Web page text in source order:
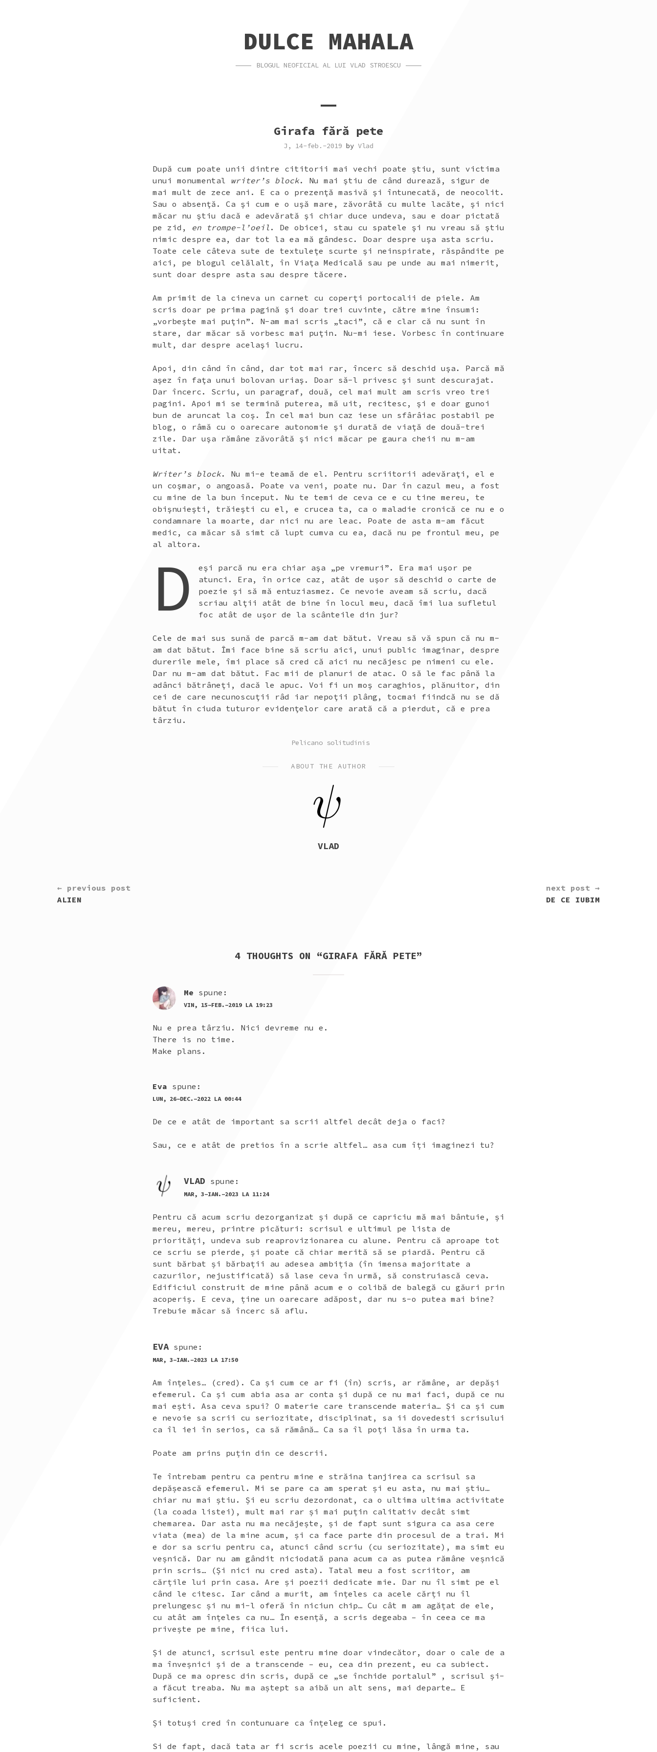
DULCE MAHALA
BLOGUL NEOFICIAL AL LUI VLAD STROESCU
Girafa fără pete
J, 14-feb.-2019 by Vlad
După cum poate unii dintre cititorii mai vechi poate ştiu, sunt victima
unui monumental writer’s block. Nu mai ştiu de când durează, sigur de
mai mult de zece ani. E ca o prezenţă masivă şi întunecată, de neocolit.
Sau o absenţă. Ca şi cum e o uşă mare, zăvorâtă cu multe lacăte, şi nici
măcar nu ştiu dacă e adevărată şi chiar duce undeva, sau e doar pictată
pe zid,
en trompe-l’oeil . De obicei, stau cu spatele şi nu vreau să ştiu
nimic despre ea, dar tot la ea mă gândesc. Doar despre uşa asta scriu.
Toate cele câteva sute de textuleţe scurte şi neinspirate, răspândite pe
aici, pe blogul celălalt, în Viaţa Medicală sau pe unde au mai nimerit,
sunt doar despre asta sau despre tăcere.
Am primit de la cineva un carnet cu coperţi portocalii de piele. Am
scris doar pe prima pagină şi doar trei cuvinte, către mine însumi:
„vorbeşte mai puţin”. N-am mai scris „taci”, că e clar că nu sunt în
stare, dar măcar să vorbesc mai puţin. Nu-mi iese. Vorbesc în continuare
mult, dar despre acelaşi lucru.
Apoi, din când în când, dar tot mai rar, încerc să deschid uşa. Parcă mă
aşez în faţa unui bolovan uriaş. Doar să-l privesc şi sunt descurajat.
Dar încerc. Scriu, un paragraf, două, cel mai mult am scris vreo trei
pagini. Apoi mi se termină puterea, mă uit, recitesc, şi e doar gunoi
bun de aruncat la coş. În cel mai bun caz iese un sfârâiac postabil pe
blog, o râmă cu o oarecare autonomie şi durată de viaţă de două-trei
zile. Dar uşa rămâne zăvorâtă şi nici măcar pe gaura cheii nu m-am
uitat.
Writer’s block. Nu mi-e teamă de el. Pentru scriitorii adevăraţi, el e
un coşmar, o angoasă. Poate va veni, poate nu. Dar în cazul meu, a fost
cu mine de la bun început. Nu te temi de ceva ce e cu tine mereu, te
obişnuieşti, trăieşti cu el, e crucea ta, ca o maladie cronică ce nu e o
condamnare la moarte, dar nici nu are leac. Poate de asta m-am făcut
medic, ca măcar să simt că lupt cumva cu ea, dacă nu pe frontul meu, pe
al altora.
D
eşi parcă nu era chiar aşa „pe vremuri”. Era mai uşor pe
atunci. Era, în orice caz, atât de uşor să deschid o carte de
poezie şi să mă entuziasmez. Ce nevoie aveam să scriu, dacă
scriau alţii atât de bine în locul meu, dacă îmi lua sufletul
foc atât de uşor de la scânteile din jur?
Cele de mai sus sună de parcă m-am dat bătut. Vreau să vă spun că nu m-
am dat bătut. Îmi face bine să scriu aici, unui public imaginar, despre
durerile mele, îmi place să cred că aici nu necăjesc pe nimeni cu ele.
Dar nu m-am dat bătut. Fac mii de planuri de atac. O să le fac până la
adânci bătrâneţi, dacă le apuc. Voi fi un moş caraghios, plănuitor, din
cei de care necunoscuţii râd iar nepoţii plâng, tocmai fiindcă nu se dă
bătut în ciuda tuturor evidenţelor care arată că a pierdut, că e prea
târziu.
POSTED
Pelicano solitudinis
ABOUT THE AUTHOR
VLAD
CONTINUE
READING
← previous post
ALIEN
next post →
DE CE IUBIM
4 THOUGHTS ON “GIRAFA FĂRĂ PETE”
Me spune:
VIN, 15-FEB.-2019 LA 19:23
Nu e prea târziu. Nici devreme nu e.
There is no time.
Make plans.
Eva spune:
LUN, 26-DEC.-2022 LA 00:44
De ce e atât de important sa scrii altfel decât deja o faci?
Sau, ce e atât de pretios în a scrie altfel… asa cum îți imaginezi tu?
VLAD spune:
MAR, 3-IAN.-2023 LA 11:24
Pentru că acum scriu dezorganizat și după ce capriciu mă mai bântuie, și
mereu, mereu, printre picături: scrisul e ultimul pe lista de
priorități, undeva sub reaprovizionarea cu alune. Pentru că aproape tot
ce scriu se pierde, și poate că chiar merită să se piardă. Pentru că
sunt bărbat și bărbații au adesea ambiția (în imensa majoritate a
cazurilor, nejustificată) să lase ceva în urmă, să construiască ceva.
Edificiul construit de mine până acum e o colibă de balegă cu găuri prin
acoperiș. E ceva, ține un oarecare adăpost, dar nu s-o putea mai bine?
Trebuie măcar să încerc să aflu.
EVA spune:
MAR, 3-IAN.-2023 LA 17:50
Am înțeles… (cred). Ca și cum ce ar fi (în) scris, ar rămâne, ar depăși
efemerul. Ca și cum abia asa ar conta și după ce nu mai faci, după ce nu
mai ești. Asa ceva spui? O materie care transcende materia… Și ca și cum
e nevoie sa scrii cu seriozitate, disciplinat, sa ii dovedesti scrisului
ca îl iei în serios, ca să rămână… Ca sa îl poți lăsa în urma ta.
Poate am prins puțin din ce descrii.
Te întrebam pentru ca pentru mine e străina tanjirea ca scrisul sa
depășească efemerul. Mi se pare ca am sperat și eu asta, nu mai știu…
chiar nu mai știu. Și eu scriu dezordonat, ca o ultima ultima activitate
(la coada listei), mult mai rar și mai puțin calitativ decât simt
chemarea. Dar asta nu ma necăjește, și de fapt sunt sigura ca asa cere
viata (mea) de la mine acum, și ca face parte din procesul de a trai. Mi
e dor sa scriu pentru ca, atunci când scriu (cu seriozitate), ma simt eu
veșnică. Dar nu am gândit niciodată pana acum ca as putea rămâne veșnică
prin scris… (Și nici nu cred asta). Tatal meu a fost scriitor, am
cărțile lui prin casa. Are și poezii dedicate mie. Dar nu îl simt pe el
când le citesc. Iar când a murit, am înțeles ca acele cărți nu îl
prelungesc și nu mi-l oferă în niciun chip… Cu cât m am agățat de ele,
cu atât am înțeles ca nu… În esență, a scris degeaba – în ceea ce ma
privește pe mine, fiica lui.
Și de atunci, scrisul este pentru mine doar vindecător, doar o cale de a
ma înveșnici și de a transcende – eu, cea din prezent, eu ca subiect.
După ce ma opresc din scris, după ce „se închide portalul” , scrisul și-
a făcut treaba. Nu ma aștept sa aibă un alt sens, mai departe… E
suficient.
Și totuși cred în contunuare ca înțeleg ce spui.
Si de fapt, dacă tata ar fi scris acele poezii cu mine, lângă mine, sau